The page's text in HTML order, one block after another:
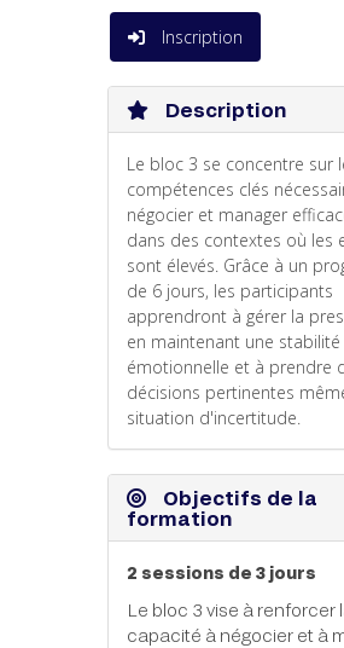
Inscription
Description
Le bloc 3 se concentre sur
compétences clés
négocier et manager
dans des contextes où les
sont élevés. Grâce à un
de 6 jours, les participants
apprendront à gérer la
en maintenant une stabilité
émotionnelle et à prendre
décisions pertinentes
situation d'incertitude.
Objectifs de la
formation
2 sessions de 3 jours
Le bloc 3 vise à renforcer
capacité à négocier et à